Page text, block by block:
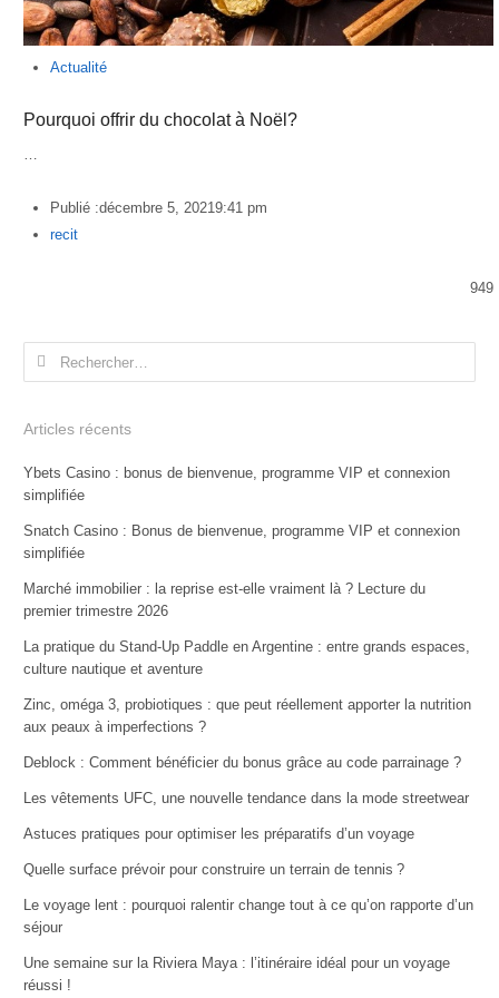
Actualité
Pourquoi offrir du chocolat à Noël?
…
Publié :décembre 5, 20219:41 pm
Author
recit
949
Rechercher :
Articles récents
Ybets Casino : bonus de bienvenue, programme VIP et connexion
simplifiée
Snatch Casino : Bonus de bienvenue, programme VIP et connexion
simplifiée
Marché immobilier : la reprise est-elle vraiment là ? Lecture du
premier trimestre 2026
La pratique du Stand-Up Paddle en Argentine : entre grands espaces,
culture nautique et aventure
Zinc, oméga 3, probiotiques : que peut réellement apporter la nutrition
aux peaux à imperfections ?
Deblock : Comment bénéficier du bonus grâce au code parrainage ?
Les vêtements UFC, une nouvelle tendance dans la mode streetwear
Astuces pratiques pour optimiser les préparatifs d’un voyage
Quelle surface prévoir pour construire un terrain de tennis ?
Le voyage lent : pourquoi ralentir change tout à ce qu’on rapporte d’un
séjour
Une semaine sur la Riviera Maya : l’itinéraire idéal pour un voyage
réussi !